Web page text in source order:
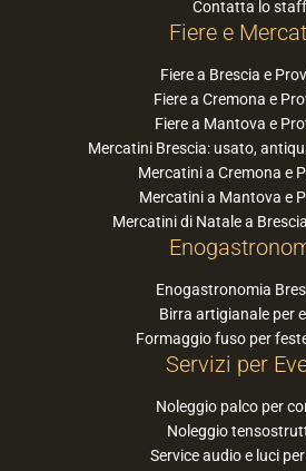
Contatta lo staff
Fiere e
Fiere a Brescia e
Fiere a Cremona e
Fiere a Mantova e
Mercatini Brescia: usato,
Mercatini a Cremona e
Mercatini a Mantova e
Mercatini di Natale a
Enogastronomia
Birra artigianale per
Formaggio fuso per
Servizi per
Noleggio palco per
Noleggio
Service audio e luci